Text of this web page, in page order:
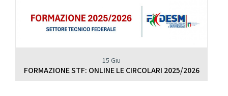
15 Giu
FORMAZIONE STF: ONLINE LE CIRCOLARI 2025/2026